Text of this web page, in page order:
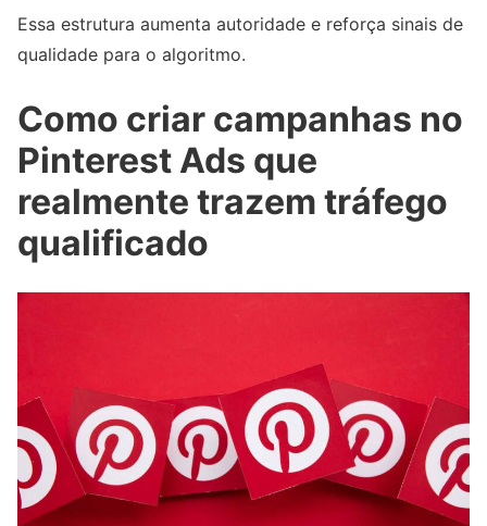
Essa estrutura aumenta autoridade e reforça sinais de
qualidade para o algoritmo.
Como criar campanhas no
Pinterest Ads que
realmente trazem tráfego
qualificado